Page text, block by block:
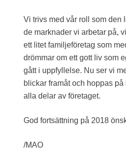
Vi trivs med vår roll som den
de marknader vi arbetar på,
ett litet familjeföretag som
drömmar om ett gott liv som
gått i uppfyllelse. Nu ser vi
blickar framåt och hoppas
alla delar av företaget.
God fortsättning på 2018
/MAO